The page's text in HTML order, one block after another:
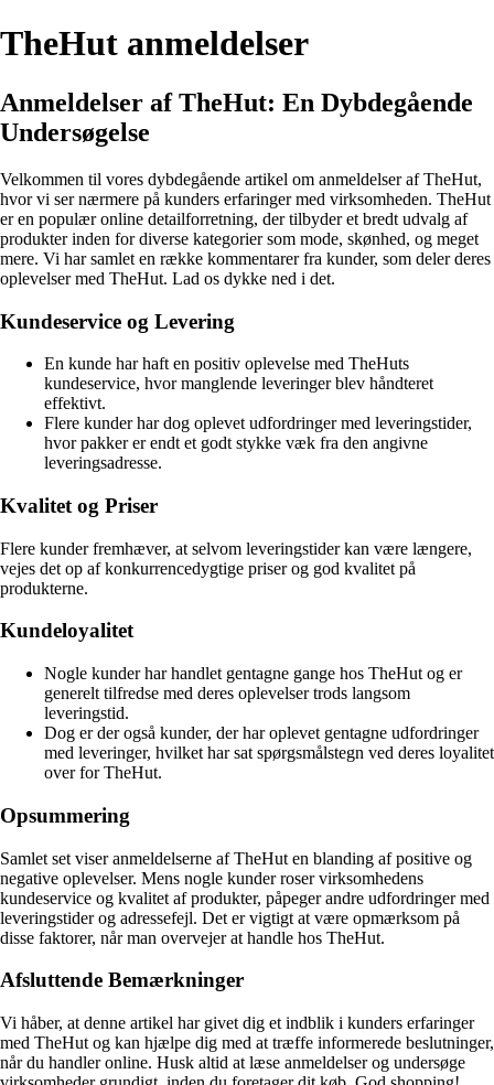
TheHut anmeldelser
Anmeldelser af TheHut: En Dybdegående
Undersøgelse
Velkommen til vores dybdegående artikel om anmeldelser af TheHut,
hvor vi ser nærmere på kunders erfaringer med virksomheden. TheHut
er en populær online detailforretning, der tilbyder et bredt udvalg af
produkter inden for diverse kategorier som mode, skønhed, og meget
mere. Vi har samlet en række kommentarer fra kunder, som deler deres
oplevelser med TheHut. Lad os dykke ned i det.
Kundeservice og Levering
En kunde har haft en positiv oplevelse med TheHuts
kundeservice, hvor manglende leveringer blev håndteret
effektivt.
Flere kunder har dog oplevet udfordringer med leveringstider,
hvor pakker er endt et godt stykke væk fra den angivne
leveringsadresse.
Kvalitet og Priser
Flere kunder fremhæver, at selvom leveringstider kan være længere,
vejes det op af konkurrencedygtige priser og god kvalitet på
produkterne.
Kundeloyalitet
Nogle kunder har handlet gentagne gange hos TheHut og er
generelt tilfredse med deres oplevelser trods langsom
leveringstid.
Dog er der også kunder, der har oplevet gentagne udfordringer
med leveringer, hvilket har sat spørgsmålstegn ved deres loyalitet
over for TheHut.
Opsummering
Samlet set viser anmeldelserne af TheHut en blanding af positive og
negative oplevelser. Mens nogle kunder roser virksomhedens
kundeservice og kvalitet af produkter, påpeger andre udfordringer med
leveringstider og adressefejl. Det er vigtigt at være opmærksom på
disse faktorer, når man overvejer at handle hos TheHut.
Afsluttende Bemærkninger
Vi håber, at denne artikel har givet dig et indblik i kunders erfaringer
med TheHut og kan hjælpe dig med at træffe informerede beslutninger,
når du handler online. Husk altid at læse anmeldelser og undersøge